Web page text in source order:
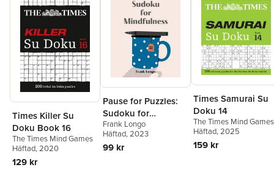
Times Killer Su
Doku Book 16
The Times Mind Games
Häftad, 2020
129 kr
Pause for Puzzles:
Sudoku for
Mindfulness
Frank Longo
Häftad, 2023
99 kr
Times Samurai Su
Doku 14
The Times Mind Games
Häftad, 2025
159 kr